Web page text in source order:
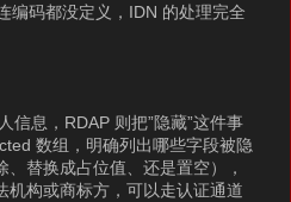
编码都没定义，IDN 的处理完全
信息，RDAP 则把”隐藏”这件事
数组，明确列出哪些字段被隐
替换成占位值、还是置空），
机构或商标方，可以走认证通道